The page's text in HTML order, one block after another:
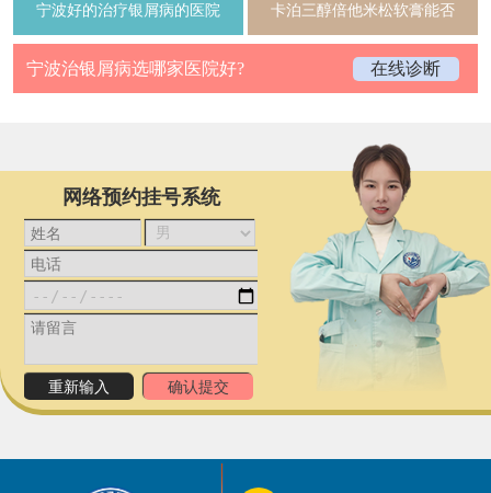
宁波好的治疗银屑病的医院 卡泊三醇倍他米松软膏能否
宁波治银屑病选哪家医院好? 在线诊断
网络预约挂号系统